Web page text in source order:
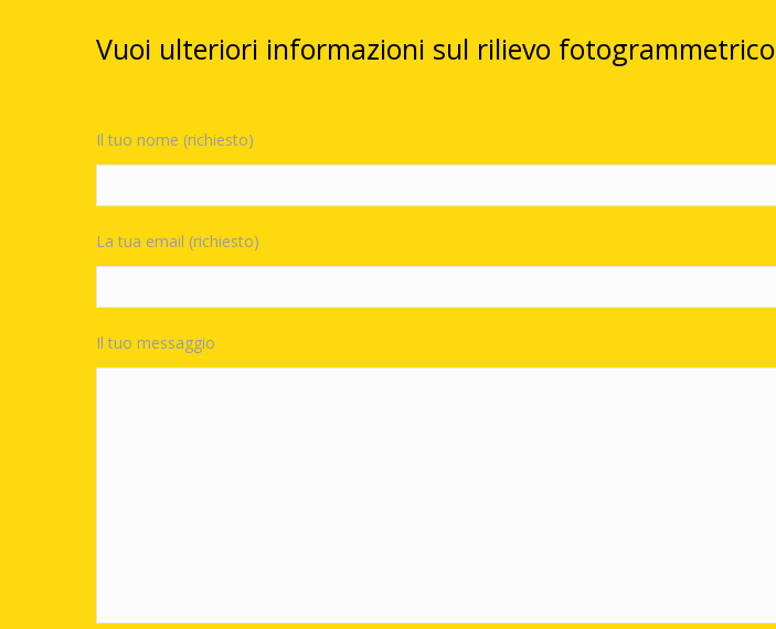
Vuoi ulteriori informazioni sul rilievo
Il tuo nome (richiesto)
La tua email (richiesto)
Il tuo messaggio